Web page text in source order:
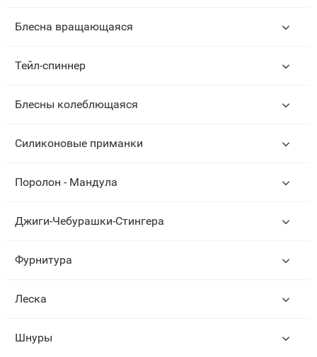
Блесна вращающаяся
Тейл-спиннер
Блесны колеблющаяся
Силиконовые приманки
Поролон - Мандула
Джиги-Чебурашки-Стингера
Фурнитура
Леска
Шнуры